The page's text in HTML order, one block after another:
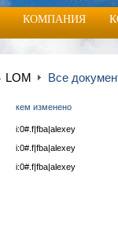
КОМПАНИЯ
LOM Все
кем изменено
i:0#.f|fba|alexey
i:0#.f|fba|alexey
i:0#.f|fba|alexey